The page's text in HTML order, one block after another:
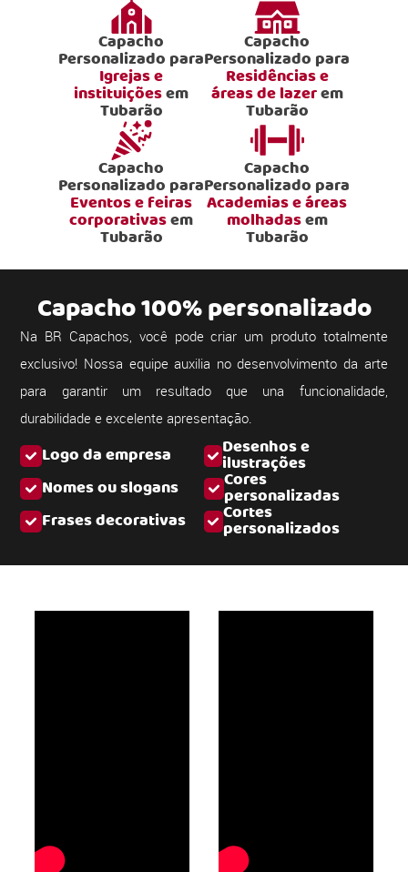
Capacho
Personalizado para
Igrejas e
instituiçõesem
Tubarão
Capacho
Personalizado para
Residências e
áreas de lazerem
Tubarão
Capacho
Personalizado para
Eventos e feiras
corporativasem
Tubarão
Capacho
Personalizado para
Academias e áreas
molhadasem
Tubarão
Logo da empresa Desenhos e
ilustrações
Nomes ou slogans
Cores
personalizadas
Frases decorativas
Cortes
personalizados
Capacho 100% personalizado
Na BR Capachos, você pode criar um produto totalmente
exclusivo! Nossa equipe auxilia no desenvolvimento da arte
para garantir um resultado que una funcionalidade,
durabilidade e excelente apresentação.